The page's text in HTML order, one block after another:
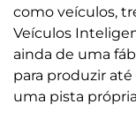
como veículos,
Veículos
ainda de uma
para produzir
uma pista